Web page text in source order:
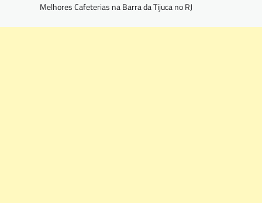
Melhores Cafeterias na Barra da Tijuca no RJ